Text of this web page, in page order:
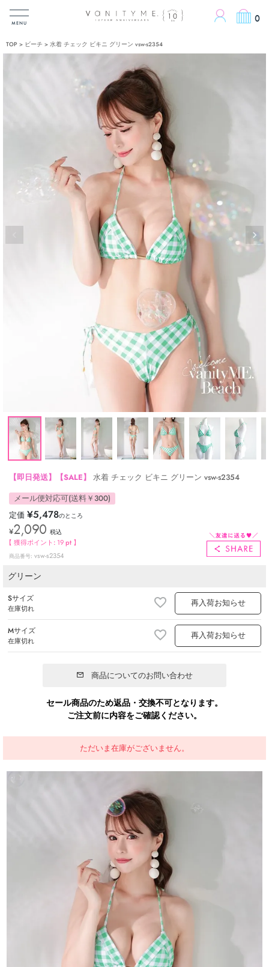
0
MENU
TOP ビーチ 水着 チェック ビキニ グリーン vsw-s2354
【即日発送】【SALE】 水着 チェック ビキニ グリーン vsw-s2354
メール便対応可(送料￥300)
定価 ¥5,478のところ
¥2,090 税込
【 獲得ポイント: 19pt 】
商品番号 vsw-s2354
グリーン
Sサイズ
在庫切れ 再入荷お知らせ
Mサイズ
在庫切れ 再入荷お知らせ
商品についてのお問い合わせ
セール商品のため返品・交換不可となります。
ご注文前に内容をご確認ください。
ただいま在庫がございません。